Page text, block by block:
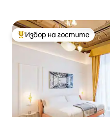
Най-популярен избор на
Избор на гостите